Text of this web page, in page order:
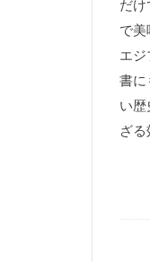
だ
で
エ
書に
い歴
ざる